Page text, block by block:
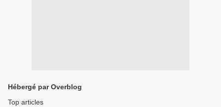
Hébergé par Overblog
Top articles